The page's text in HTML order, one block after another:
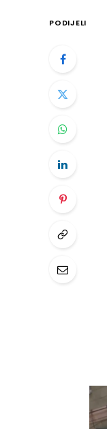
PODIJELI